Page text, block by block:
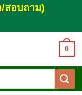
/สอบถาม)
0